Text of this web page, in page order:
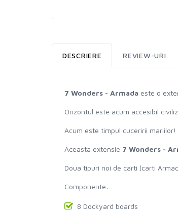
DESCRIERE REVIEW-URI
7 Wonders - Armada este o
Orizontul este acum accesibil
Acum este timpul cuceririi mariilor!
Aceasta extensie 7 Wonders -
Doua tipuri noi de carti (carti
Componente:
8 Dockyard boards